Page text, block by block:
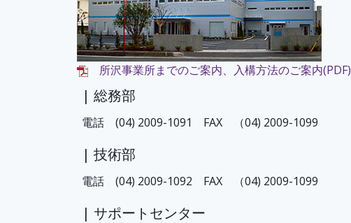
所沢事業所までのご案内、入構方法のご案内(PDF)
| 総務部
電話 (04) 2009-1091 FAX （04) 2009-1099
| 技術部
電話 (04) 2009-1092 FAX （04) 2009-1099
| サポートセンター